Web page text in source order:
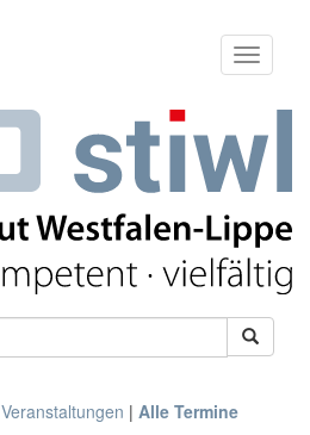
Veranstaltungen | Alle Termine